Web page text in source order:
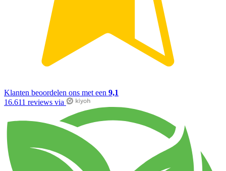
Klanten beoordelen ons met een 9,1
16.611 reviews via